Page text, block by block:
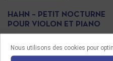
Nous utilisons des cookies pour
HAHN – PETIT NOCTURNE
POUR VIOLON ET PIANO
Choix des options